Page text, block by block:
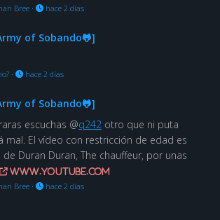
Bree· hace 2 días
of Sobando🐸]
· hace 2 días
of Sobando🐸]
escuchas @q242 otro que ni puta
mal. El vídeo con restricción de edad es
Duran Duran, The chauffeur, por unas
www.youtube.com
Bree· hace 2 días